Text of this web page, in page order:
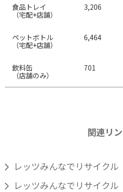
食品トレイ
（宅配+店舗）
3,206
ペットボトル
（宅配+店舗）
6,464
飲料缶
（店舗のみ）
701
関連リ
レッツみんなでリサイクル
レッツみんなでリサイクル